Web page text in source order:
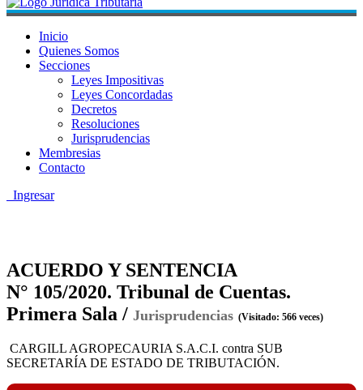
Inicio
Quienes Somos
Secciones
Leyes Impositivas
Leyes Concordadas
Decretos
Resoluciones
Jurisprudencias
Membresias
Contacto
Ingresar
ACUERDO Y SENTENCIA
N° 105/2020. Tribunal de Cuentas.
Primera Sala / Jurisprudencias (Visitado: 566 veces)
CARGILL AGROPECAURIA S.A.C.I. contra SUB
SECRETARÍA DE ESTADO DE TRIBUTACIÓN.